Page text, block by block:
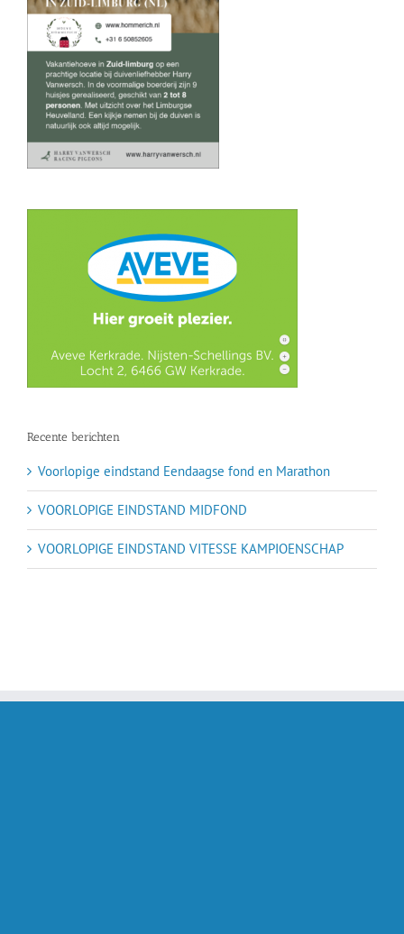
Recente berichten
Voorlopige eindstand Eendaagse fond en Marathon
VOORLOPIGE EINDSTAND MIDFOND
VOORLOPIGE EINDSTAND VITESSE KAMPIOENSCHAP